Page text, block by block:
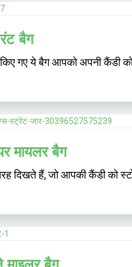
बैग
गए ये बैग आपको अपनी कैंडी
मायलर बैग
दिखते हैं, जो आपकी कैंडी को